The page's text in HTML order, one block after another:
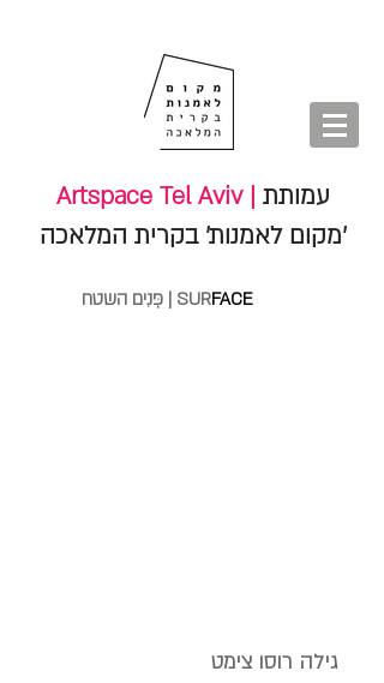
shop
Artspace Tel Aviv |
'מקום לאמנות' בקרית המלאכה
פְּנִים השטח | SURFACE
גילה רוסו צימט